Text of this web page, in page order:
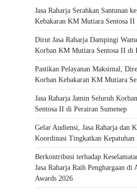
Jasa Raharja Serahkan Santunan
Kebakaran KM Mutiara Sentosa II
Dirut Jasa Raharja Dampingi
Korban KM Mutiara Sentosa II di
Pastikan Pelayanan Maksimal,
Korban Kebakaran KM Mutiara
Jasa Raharja Jamin Seluruh
Sentosa II di Perairan Sumenep
Gelar Audiensi, Jasa Raharja dan
Koordinasi Tingkatkan
Berkontribusi terhadap
Jasa Raharja Raih Penghargaan
Awards 2026